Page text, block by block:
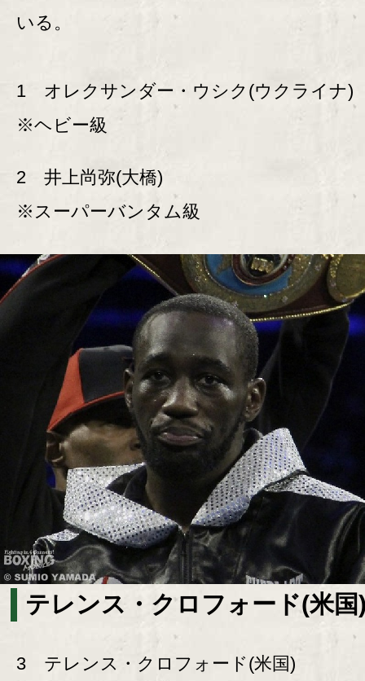
いる。
1 オレクサンダー・ウシク(ウクライナ)
※ヘビー級
2 井上尚弥(大橋)
※スーパーバンタム級
テレンス・クロフォード(米国
3 テレンス・クロフォード(米国)